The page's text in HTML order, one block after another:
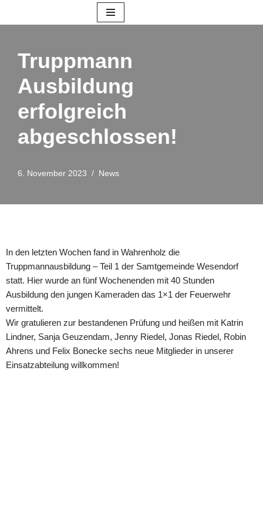
springen
Truppmann
Ausbildung
erfolgreich
abgeschlossen!
6. November 2023 News
In den letzten Wochen fand in Wahrenholz die
Truppmannausbildung – Teil 1 der Samtgemeinde Wesendorf
statt. Hier wurde an fünf Wochenenden mit 40 Stunden
Ausbildung den jungen Kameraden das 1×1 der Feuerwehr
vermittelt.
Wir gratulieren zur bestandenen Prüfung und heißen mit Katrin
Lindner, Sanja Geuzendam, Jenny Riedel, Jonas Riedel, Robin
Ahrens und Felix Bonecke sechs neue Mitglieder in unserer
Einsatzabteilung willkommen!